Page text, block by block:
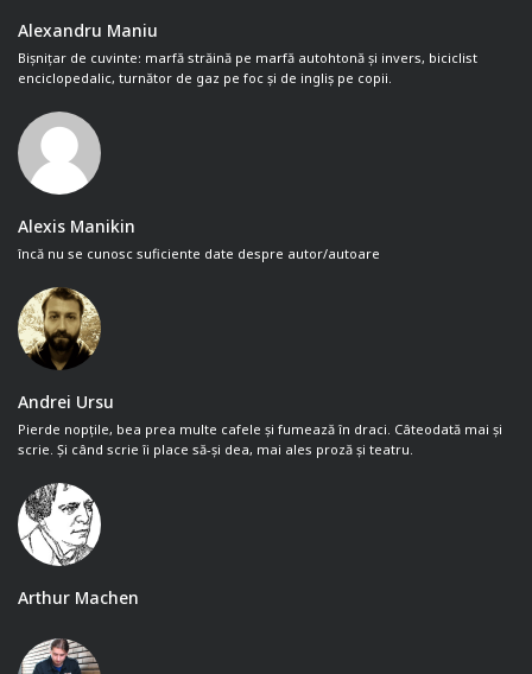
Alexandru Maniu
Bișnițar de cuvinte: marfă străină pe marfă autohtonă și invers, biciclist
enciclopedalic, turnător de gaz pe foc și de ingliș pe copii.
Alexis Manikin
încă nu se cunosc suficiente date despre autor/autoare
Andrei Ursu
Pierde nopțile, bea prea multe cafele și fumează în draci. Câteodată mai și
scrie. Și când scrie îi place să-și dea, mai ales proză și teatru.
Arthur Machen